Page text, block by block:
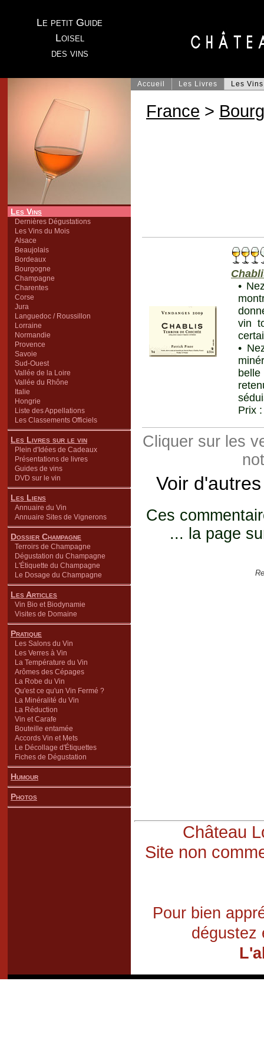
Le petit Guide
Loisel
des vins
Les Vins
Dernières Dégustations
Les Vins du Mois
Alsace
Beaujolais
Bordeaux
Bourgogne
Champagne
Charentes
Corse
Jura
Languedoc / Roussillon
Lorraine
Normandie
Provence
Savoie
Sud-Ouest
Vallée de la Loire
Vallée du Rhône
Italie
Hongrie
Liste des Appellations
Les Classements Officiels
Les Livres sur le vin
Plein d'Idées de Cadeaux
Présentations de livres
Guides de vins
DVD sur le vin
Les Liens
Annuaire du Vin
Annuaire Sites de Vignerons
Dossier Champagne
Terroirs de Champagne
Dégustation du Champagne
L'Étiquette du Champagne
Le Dosage du Champagne
Les Articles
Vin Bio et Biodynamie
Visites de Domaine
Pratique
Les Salons du Vin
Les Verres à Vin
La Température du Vin
Arômes des Cépages
La Robe du Vin
Qu'est ce qu'un Vin Fermé ?
La Minéralité du Vin
La Réduction
Vin et Carafe
Bouteille entamée
Accords Vin et Mets
Le Décollage d'Étiquettes
Fiches de Dégustation
Humour
Photos
Accueil Les Livres Les Vins
France >
•
vin
•
Prix
Cliquer sur les
Voir
Ces
... la page
Château
Site non
Pour bien
dégustez